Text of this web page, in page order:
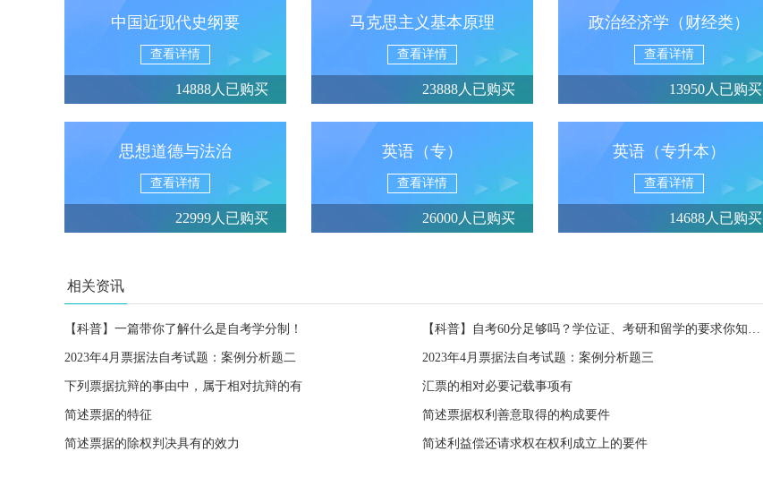
中国近现代史纲要
查看详情
14888人已购买
马克思主义基本原理
查看详情
23888人已购买
政治经济学（财经类）
查看详情
13950人已购买
思想道德与法治
查看详情
22999人已购买
英语（专）
查看详情
26000人已购买
英语（专升本）
查看详情
14688人已购买
相关资讯
【科普】一篇带你了解什么是自考学分制！ 【科普】自考60分足够吗？学位证、考研和留学的要求你知道吗？
2023年4月票据法自考试题：案例分析题二 2023年4月票据法自考试题：案例分析题三
下列票据抗辩的事由中，属于相对抗辩的有 汇票的相对必要记载事项有
简述票据的特征 简述票据权利善意取得的构成要件
简述票据的除权判决具有的效力 简述利益偿还请求权在权利成立上的要件